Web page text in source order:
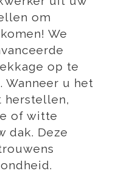
om
We
op te
Wanneer u het
herstellen,
of witte
dak. Deze